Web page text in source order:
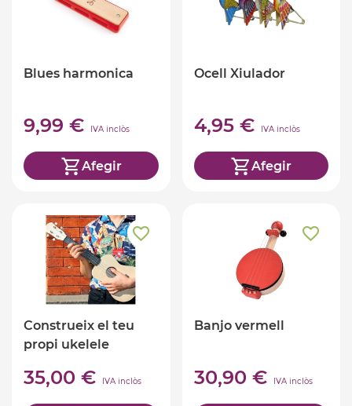
Blues harmonica
9,99 € IVA inclòs
Afegir
Ocell Xiulador
4,95 € IVA inclòs
Afegir
Construeix el teu
propi ukelele
35,00 € IVA inclòs
Banjo vermell
30,90 € IVA inclòs